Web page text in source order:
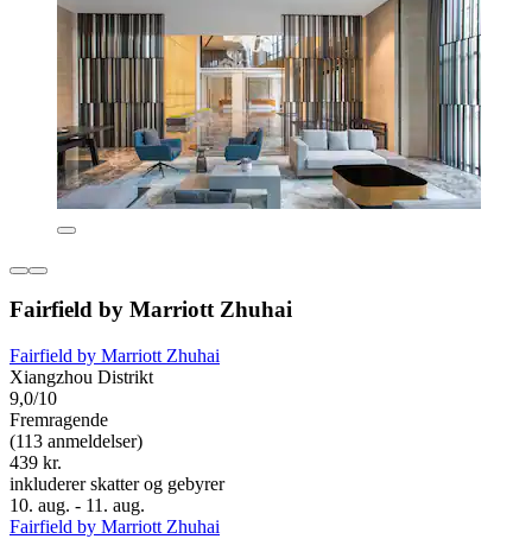
Fairfield by Marriott Zhuhai
Fairfield by Marriott Zhuhai
Xiangzhou Distrikt
9,0/10
Fremragende
(113 anmeldelser)
439 kr.
inkluderer skatter og gebyrer
10. aug. - 11. aug.
Fairfield by Marriott Zhuhai